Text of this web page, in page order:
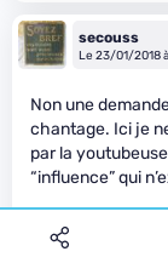
secouss
Le 23/01/2018
Non une
chantage. Ici je
par la
“influence” qui